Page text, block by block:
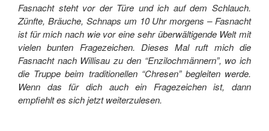
Fasnacht steht vor der Türe und ich auf dem Schlauch.
Zünfte, Bräuche, Schnaps um 10 Uhr morgens – Fasnacht
ist für mich nach wie vor eine sehr überwältigende Welt mit
vielen bunten Fragezeichen. Dieses Mal ruft mich die
Fasnacht nach Willisau zu den “Enzilochmännern”, wo ich
die Truppe beim traditionellen “Chresen” begleiten werde.
Wenn das für dich auch ein Fragezeichen ist, dann
empfiehlt es sich jetzt weiterzulesen.